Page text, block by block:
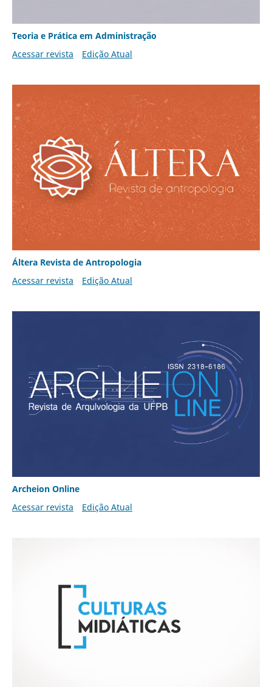
Teoria e Prática em Administração
Acessar revista
Edição Atual
Áltera Revista de Antropologia
Acessar revista
Edição Atual
Archeion Online
Acessar revista
Edição Atual